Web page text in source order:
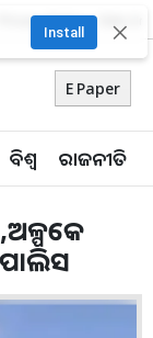
Privacy Policy
E Paper
ବିଶ୍ବ ରାଜନୀତି
Install ✕